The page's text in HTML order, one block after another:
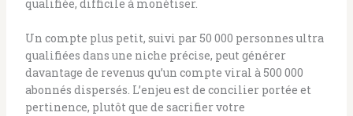
qualifiée, difficile à monétiser.
Un compte plus petit, suivi par 50 000 personnes ultra
qualifiées dans une niche précise, peut générer
davantage de revenus qu’un compte viral à 500 000
abonnés dispersés. L’enjeu est de concilier portée et
pertinence, plutôt que de sacrifier votre